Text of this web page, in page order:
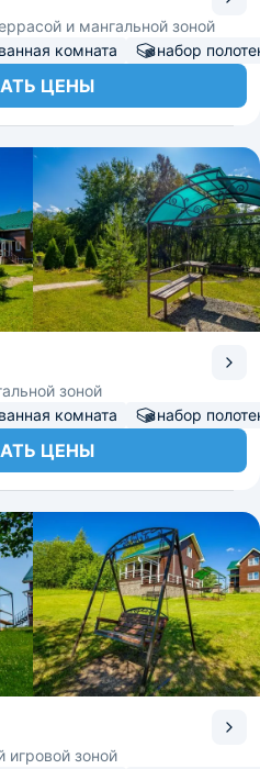
и мангальной зоной
комната набор
ЦЕНЫ
зоной
комната набор
ЦЕНЫ
игровой зоной